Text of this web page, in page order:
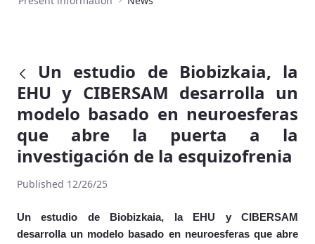
Un estudio de Biobizkaia, la
EHU y CIBERSAM desarrolla un
modelo basado en neuroesferas
que abre la puerta a la
investigación de la esquizofrenia
Published 12/26/25
Un estudio de Biobizkaia, la EHU y CIBERSAM
desarrolla un modelo basado en neuroesferas que abre